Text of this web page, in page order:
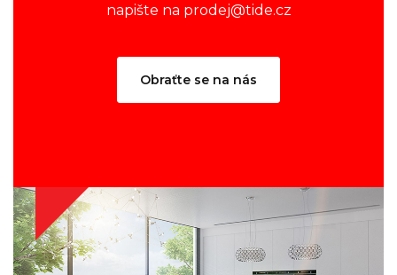
napište na prodej@tide.cz
Obraťte se na nás